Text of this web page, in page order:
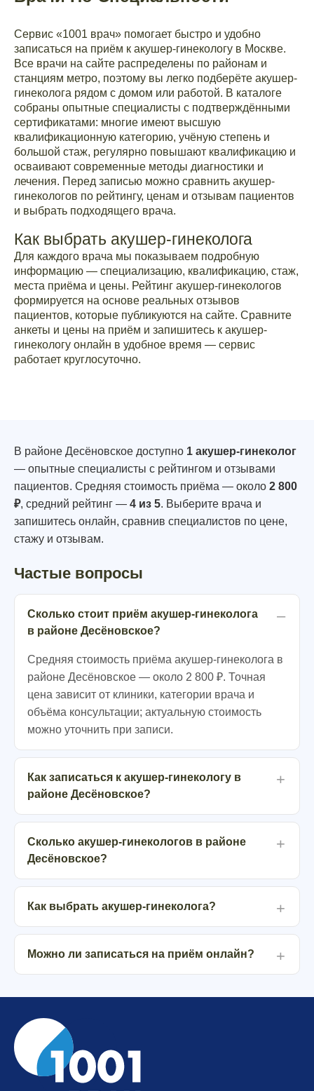
Сервис «1001 врач» помогает быстро и удобно
записаться на приём к акушер-гинекологу в Москве.
Все врачи на сайте распределены по районам и
станциям метро, поэтому вы легко подберёте акушер-
гинеколога рядом с домом или работой. В каталоге
собраны опытные специалисты с подтверждёнными
сертификатами: многие имеют высшую
квалификационную категорию, учёную степень и
большой стаж, регулярно повышают квалификацию и
осваивают современные методы диагностики и
лечения. Перед записью можно сравнить акушер-
гинекологов по рейтингу, ценам и отзывам пациентов
и выбрать подходящего врача.
Как выбрать акушер-гинеколога
Для каждого врача мы показываем подробную
информацию — специализацию, квалификацию, стаж,
места приёма и цены. Рейтинг акушер-гинекологов
формируется на основе реальных отзывов
пациентов, которые публикуются на сайте. Сравните
анкеты и цены на приём и запишитесь к акушер-
гинекологу онлайн в удобное время — сервис
работает круглосуточно.
В районе Десёновское доступно 1 акушер-гинеколог
— опытные специалисты с рейтингом и отзывами
пациентов. Средняя стоимость приёма — около 2 800
₽, средний рейтинг — 4 из 5. Выберите врача и
запишитесь онлайн, сравнив специалистов по цене,
стажу и отзывам.
Частые вопросы
Сколько стоит приём акушер-гинеколога
в районе Десёновское?
Средняя стоимость приёма акушер-гинеколога в
районе Десёновское — около 2 800 ₽. Точная
цена зависит от клиники, категории врача и
объёма консультации; актуальную стоимость
можно уточнить при записи.
Как записаться к акушер-гинекологу в
районе Десёновское?
Сколько акушер-гинекологов в районе
Десёновское?
Как выбрать акушер-гинеколога?
Можно ли записаться на приём онлайн?